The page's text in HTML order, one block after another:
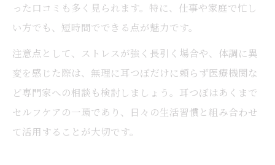
った口コミも多く見られます。特に、仕事や家庭で忙し
い方でも、短時間でできる点が魅力です。
注意点として、ストレスが強く長引く場合や、体調に異
変を感じた際は、無理に耳つぼだけに頼らず医療機関な
ど専門家への相談も検討しましょう。耳つぼはあくまで
セルフケアの一環であり、日々の生活習慣と組み合わせ
て活用することが大切です。